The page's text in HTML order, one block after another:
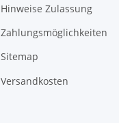
Hinweise Zulassung
Zahlungsmöglichkeiten
Sitemap
Versandkosten